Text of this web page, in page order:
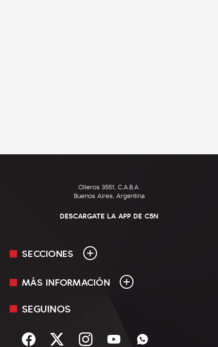
Olleros 3551, C.A.B.A.
Buenos Aires, Argentina
DESCARGATE LA APP DE C5N
SECCIONES
En Vivo
Sociedad
MÁS INFORMACIÓN
Mediakit
Términos y condiciones
SEGUINOS